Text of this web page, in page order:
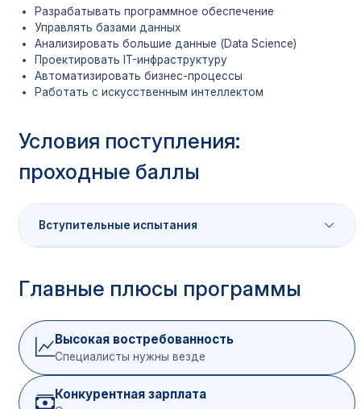
Разрабатывать программное обеспечение
Управлять базами данных
Анализировать большие данные (Data Science)
Проектировать IT-инфраструктуру
Автоматизировать бизнес-процессы
Работать с искусственным интеллектом
Условия поступления:
проходные баллы
Вступительные испытания
абитуриентов
Предмет
Выпускники
школ (ЕГЭ)
Русский язык 36
27
Физика / Информатика
Главные плюсы программы
Высокая востребованность
Специалисты нужны везде
Конкурентная зарплата